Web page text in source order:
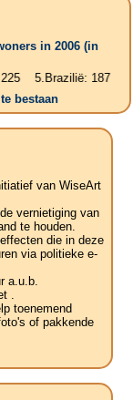
in 2006 (in
187
bestaan
van WiseArt
vernietiging van
te houden.
die in deze
via politieke e-
a.u.b.
.
toenemend
of pakkende